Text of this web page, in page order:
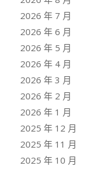
2026 年 7 月
2026 年 6 月
2026 年 5 月
2026 年 4 月
2026 年 3 月
2026 年 2 月
2026 年 1 月
2025 年 12 月
2025 年 11 月
2025 年 10 月